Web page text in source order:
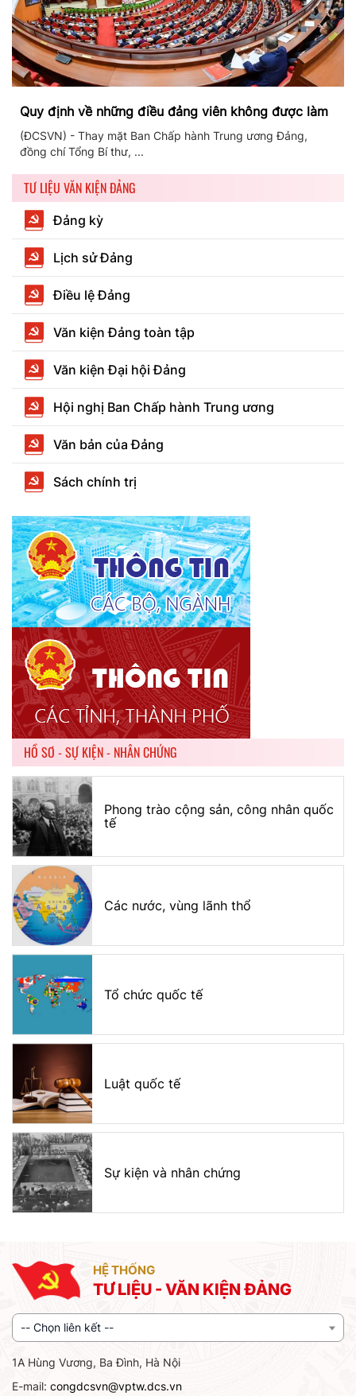
Quy định về những điều đảng viên không được làm
(ĐCSVN) - Thay mặt Ban Chấp hành Trung ương Đảng,
đồng chí Tổng Bí thư, ...
TƯ LIỆU VĂN KIỆN ĐẢNG
Đảng kỳ
Lịch sử Đảng
Điều lệ Đảng
Văn kiện Đảng toàn tập
Văn kiện Đại hội Đảng
Hội nghị Ban Chấp hành Trung ương
Văn bản của Đảng
Sách chính trị
HỒ SƠ - SỰ KIỆN - NHÂN CHỨNG
Phong trào cộng sản, công nhân quốc
tế
Các nước, vùng lãnh thổ
Tổ chức quốc tế
Luật quốc tế
Sự kiện và nhân chứng
HỆ THỐNG
TƯ LIỆU - VĂN KIỆN ĐẢNG
-- Chọn liên kết --
1A Hùng Vương, Ba Đình, Hà Nội
E-mail: congdcsvn@vptw.dcs.vn